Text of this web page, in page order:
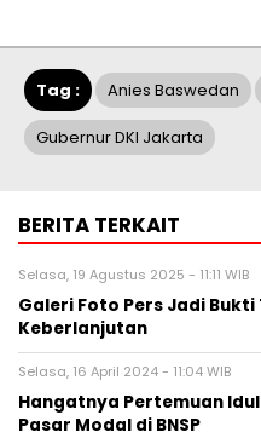
Tag : Anies Baswedan
Gubernur DKI Jakarta
BERITA TERKAIT
Selasa, 19 Agustus 2025 - 11:11 WIB
Galeri Foto Pers Jadi
Keberlanjutan
Selasa, 16 April 2024 - 11:04 WIB
Hangatnya Pertemuan
Pasar Modal di BNSP